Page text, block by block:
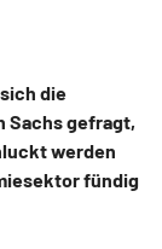
die
Sachs gefragt,
werden
fündig